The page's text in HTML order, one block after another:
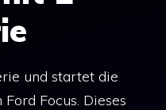
und startet die
Focus. Dieses